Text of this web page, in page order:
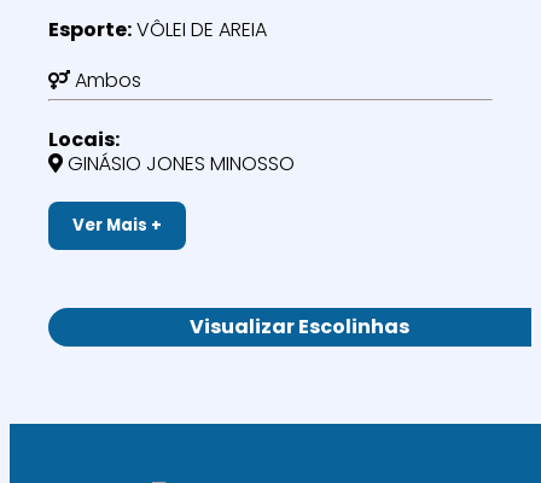
Esporte:VÔLEI DE AREIA
Ambos
Locais:
GINÁSIO JONES MINOSSO
Ver Mais +
Visualizar Escolinhas